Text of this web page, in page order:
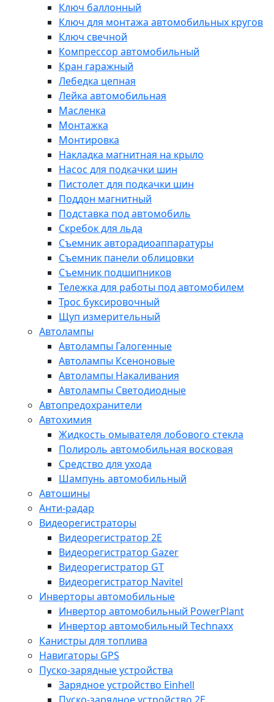
Ключ баллонный
Ключ для монтажа автомобильных кругов
Ключ свечной
Компрессор автомобильный
Кран гаражный
Лебедка цепная
Лейка автомобильная
Масленка
Монтажка
Монтировка
Накладка магнитная на крыло
Насос для подкачки шин
Пистолет для подкачки шин
Поддон магнитный
Подставка под автомобиль
Скребок для льда
Съемник авторадиоаппаратуры
Съемник панели облицовки
Съемник подшипников
Тележка для работы под автомобилем
Трос буксировочный
Щуп измерительный
Автолампы
Автолампы Галогенные
Автолампы Ксеноновые
Автолампы Накаливания
Автолампы Светодиодные
Автопредохранители
Автохимия
Жидкость омывателя лобового стекла
Полироль автомобильная восковая
Средство для ухода
Шампунь автомобильный
Автошины
Анти-радар
Видеорегистраторы
Видеорегистратор 2E
Видеорегистратор Gazer
Видеорегистратор GT
Видеорегистратор Navitel
Инверторы автомобильные
Инвертор автомобильный PowerPlant
Инвертор автомобильный Technaxx
Канистры для топлива
Навигаторы GPS
Пуско-зарядные устройства
Зарядное устройство Einhell